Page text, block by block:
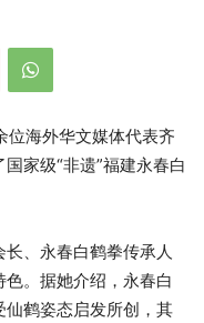
位海外华文媒体代表齐
家级“非遗”福建永春白
、永春白鹤拳传承人
。据她介绍，永春白
鹤姿态启发所创，其